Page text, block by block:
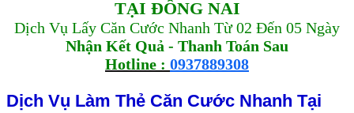
TẠI ĐỒNG NAI
Dịch Vụ Lấy Căn Cước Nhanh Từ 02 Đến 05 Ngày
Nhận Kết Quả - Thanh Toán Sau
Hotline : 0937889308
Dịch Vụ Làm Thẻ Căn Cước Nhanh Tại